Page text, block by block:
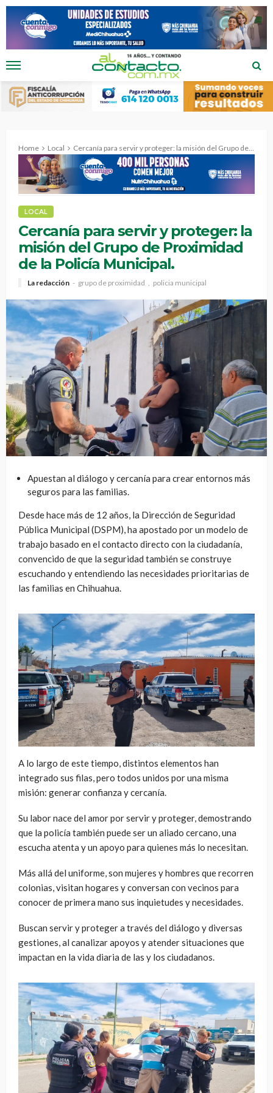
Home Local Cercanía para servir y proteger: la misión del Grupo de Proximidad de la Policía Municipal.
LOCAL
Cercanía para servir y proteger: la
misión del Grupo de Proximidad
de la Policía Municipal.
La redacción grupo de proximidad policia municipal
Apuestan al diálogo y cercanía para crear entornos más
seguros para las familias.
Desde hace más de 12 años, la Dirección de Seguridad
Pública Municipal (DSPM), ha apostado por un modelo de
trabajo basado en el contacto directo con la ciudadanía,
convencido de que la seguridad también se construye
escuchando y entendiendo las necesidades prioritarias de
las familias en Chihuahua.
A lo largo de este tiempo, distintos elementos han
integrado sus filas, pero todos unidos por una misma
misión: generar confianza y cercanía.
Su labor nace del amor por servir y proteger, demostrando
que la policía también puede ser un aliado cercano, una
escucha atenta y un apoyo para quienes más lo necesitan.
Más allá del uniforme, son mujeres y hombres que recorren
colonias, visitan hogares y conversan con vecinos para
conocer de primera mano sus inquietudes y necesidades.
Buscan servir y proteger a través del diálogo y diversas
gestiones, al canalizar apoyos y atender situaciones que
impactan en la vida diaria de las y los ciudadanos.